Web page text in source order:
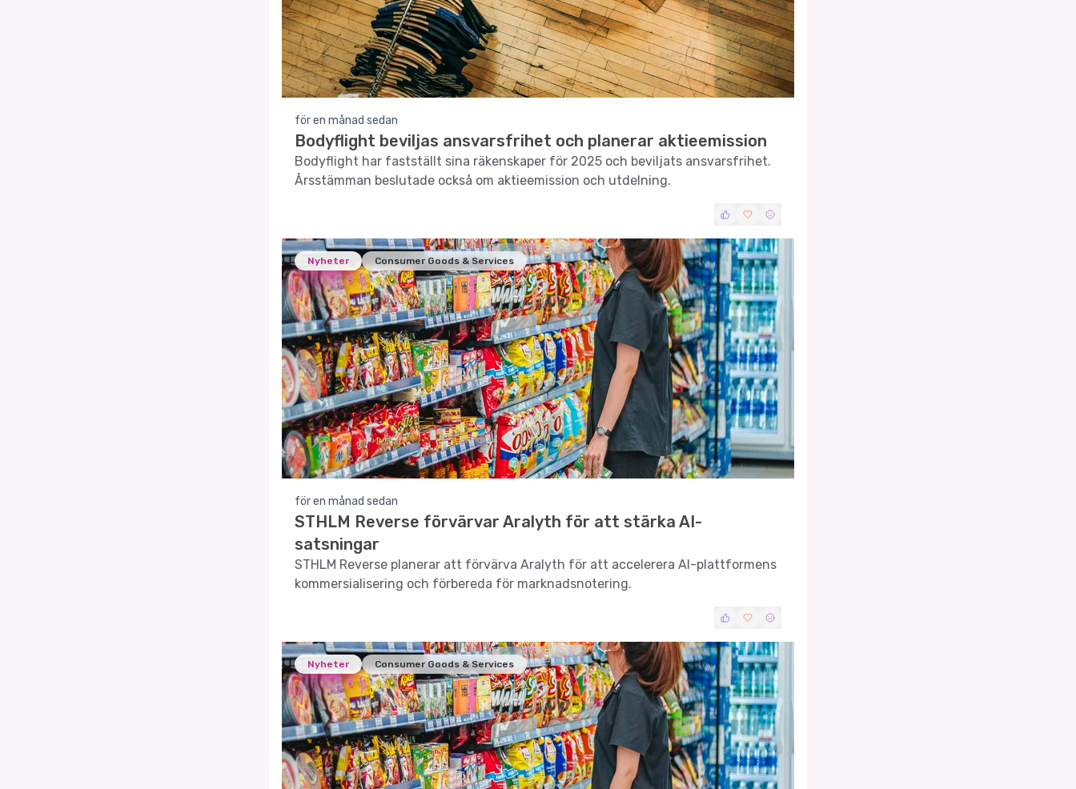
för en månad sedan
Bodyflight beviljas ansvarsfrihet och planerar aktieemission
Bodyflight har fastställt sina räkenskaper för 2025 och beviljats ansvarsfrihet.
Årsstämman beslutade också om aktieemission och utdelning.
Nyheter Consumer Goods & Services
för en månad sedan
STHLM Reverse förvärvar Aralyth för att stärka AI-
satsningar
STHLM Reverse planerar att förvärva Aralyth för att accelerera AI-plattformens
kommersialisering och förbereda för marknadsnotering.
Nyheter Consumer Goods & Services